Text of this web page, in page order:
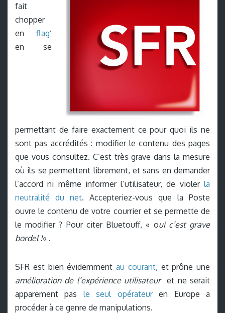
fait
chopper
en flag‘
en se
permettant de faire exactement ce pour quoi ils ne
sont pas accrédités : modifier le contenu des pages
que vous consultez. C’est très grave dans la mesure
où ils se permettent librement, et sans en demander
l’accord ni même informer l’utilisateur, de violer la
neutralité du net. Accepteriez-vous que la Poste
ouvre le contenu de votre courrier et se permette de
le modifier ? Pour citer Bluetouff, « oui c’est grave
bordel !« .
SFR est bien évidemment au courant, et prône une
amélioration de l’expérience utilisateuret ne serait
apparement pas le seul opérateuren Europe a
procéder à ce genre de manipulations.